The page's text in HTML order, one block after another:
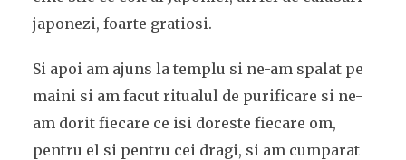
japonezi, foarte gratiosi.
Si apoi am ajuns la templu si ne-am spalat pe
maini si am facut ritualul de purificare si ne-
am dorit fiecare ce isi doreste fiecare om,
pentru el si pentru cei dragi, si am cumparat